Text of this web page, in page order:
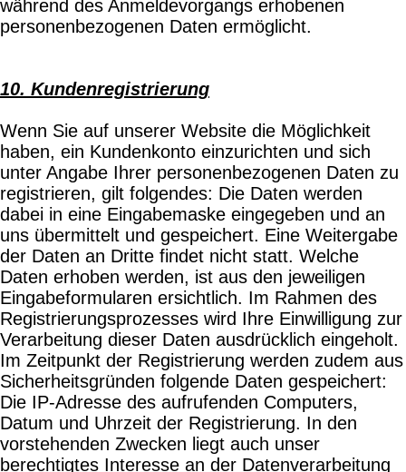
während des Anmeldevorgangs erhobenen
personenbezogenen Daten ermöglicht.
10. Kundenregistrierung
Wenn Sie auf unserer Website die Möglichkeit
haben, ein Kundenkonto einzurichten und sich
unter Angabe Ihrer personenbezogenen Daten zu
registrieren, gilt folgendes: Die Daten werden
dabei in eine Eingabemaske eingegeben und an
uns übermittelt und gespeichert. Eine Weitergabe
der Daten an Dritte findet nicht statt. Welche
Daten erhoben werden, ist aus den jeweiligen
Eingabeformularen ersichtlich. Im Rahmen des
Registrierungsprozesses wird Ihre Einwilligung zur
Verarbeitung dieser Daten ausdrücklich eingeholt.
Im Zeitpunkt der Registrierung werden zudem aus
Sicherheitsgründen folgende Daten gespeichert:
Die IP-Adresse des aufrufenden Computers,
Datum und Uhrzeit der Registrierung. In den
vorstehenden Zwecken liegt auch unser
berechtigtes Interesse an der Datenverarbeitung